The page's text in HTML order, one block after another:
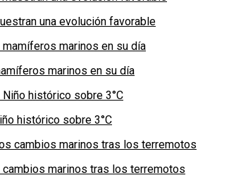
una evolución favorable
marinos en su día
histórico sobre 3°C
marinos tras los terremotos